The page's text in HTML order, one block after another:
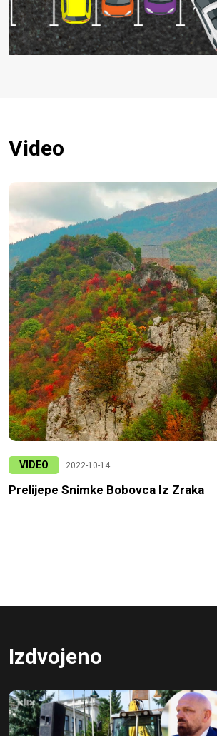
Video
VIDEO 2022-10-14
Prelijepe Snimke Bobovca Iz Zraka
Izdvojeno